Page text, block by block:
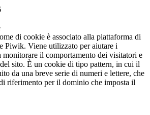
di cookie è associato alla piattaforma di
Piwik. Viene utilizzato per aiutare i
il comportamento dei visitatori e
sito. È un cookie di tipo pattern, in cui il
da una breve serie di numeri e lettere, che
riferimento per il dominio che imposta il